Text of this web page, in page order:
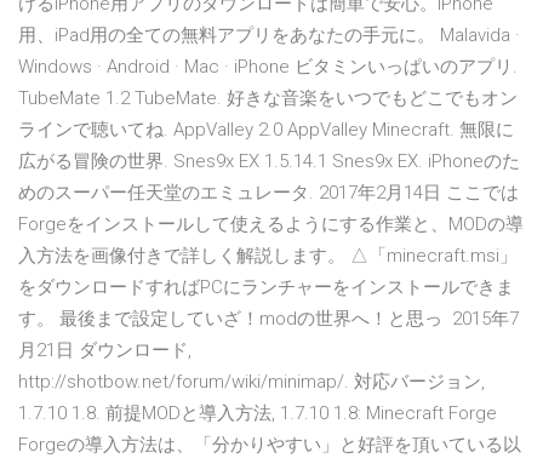
用、iPad用の全ての無料アプリをあなたの手元に。 Malavida ·
Windows · Android · Mac · iPhone ビタミンいっぱいのアプリ.
TubeMate 1.2 TubeMate. 好きな音楽をいつでもどこでもオン
ラインで聴いてね. AppValley 2.0 AppValley Minecraft. 無限に
広がる冒険の世界. Snes9x EX 1.5.14.1 Snes9x EX. iPhoneのた
めのスーパー任天堂のエミュレータ. 2017年2月14日 ここでは
Forgeをインストールして使えるようにする作業と、MODの導
入方法を画像付きで詳しく解説します。 △「minecraft.msi」
をダウンロードすればPCにランチャーをインストールできま
す。 最後まで設定していざ！modの世界へ！と思っ 2015年7
月21日 ダウンロード,
http://shotbow.net/forum/wiki/minimap/. 対応バージョン,
1.7.10 1.8. 前提MODと導入方法, 1.7.10 1.8: Minecraft Forge
Forgeの導入方法は、「分かりやすい」と好評を頂いている以